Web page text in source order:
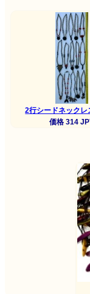
2行シードネックレ
価格 314